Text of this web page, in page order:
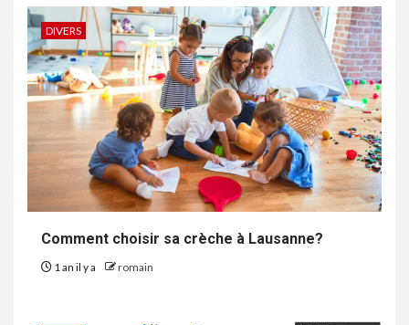
DIVERS
Comment choisir sa crèche à Lausanne?
1 an il y a romain